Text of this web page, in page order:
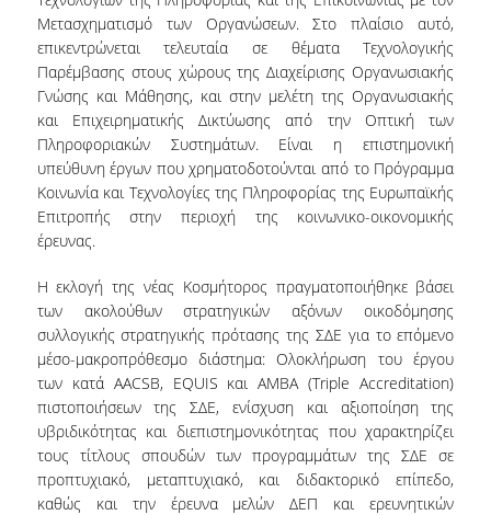
ΠΡΟΣΩΠΙΚΟ ΤΟΥ ΤΜΗΜΑΤΟΣ
ΜΕΛΗ ΔΕΠ
ΕΠΙΤΙΜΟΙ ΔΙΔΑΚΤΟΡΕΣ
ΕΠΙΣΚΕΠΤΕΣ ΚΑΘΗΓΗΤΕΣ
ΜΕΛΗ Ε.ΔΙ.Π.
ΔΙΟΙΚΗΤΙΚΟ ΠΡΟΣΩΠΙΚΟ
ΜΕΤΑΔΙΔΑΚΤΟΡΙΚΟΙ ΕΡΕΥΝΗΤΕΣ
ΜΗΤΡΩΟ ΜΕΛΩΝ ΤΜΗΜΑΤΟΣ
ΠΡΟΠΤΥΧΙΑΚΕΣ ΣΠΟΥΔΕΣ
ΠΡΟΓΡΑΜΜΑ ΣΠΟΥΔΩΝ
Μετασχηματισμό των Οργανώσεων. Στο πλαίσιο αυτό,
επικεντρώνεται τελευταία σε θέματα Τεχνολογικής
Παρέμβασης στους χώρους της Διαχείρισης Οργανωσιακής
Γνώσης και Μάθησης, και στην μελέτη της Οργανωσιακής
και Επιχειρηματικής Δικτύωσης από την Οπτική των
Πληροφοριακών Συστημάτων. Είναι η επιστημονική
υπεύθυνη έργων που χρηματοδοτούνται από το Πρόγραμμα
Κοινωνία και Τεχνολογίες της Πληροφορίας της Ευρωπαϊκής
Επιτροπής στην περιοχή της κοινωνικο-οικονομικής
έρευνας.
Η εκλογή της νέας Κοσμήτορος πραγματοποιήθηκε βάσει
των ακολούθων στρατηγικών αξόνων οικοδόμησης
συλλογικής στρατηγικής πρότασης της ΣΔΕ για το επόμενο
μέσο-μακροπρόθεσμο διάστημα: Ολοκλήρωση του έργου
των κατά AACSB, EQUIS και ΑΜΒΑ (Triple Accreditation)
πιστοποιήσεων της ΣΔΕ, ενίσχυση και αξιοποίηση της
υβριδικότητας και διεπιστημονικότητας που χαρακτηρίζει
τους τίτλους σπουδών των προγραμμάτων της ΣΔΕ σε
προπτυχιακό, μεταπτυχιακό, και διδακτορικό επίπεδο,
καθώς και την έρευνα μελών ΔΕΠ και ερευνητικών